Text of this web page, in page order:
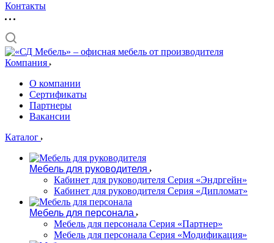
Контакты
Компания
О компании
Сертификаты
Партнеры
Вакансии
Каталог
Мебель для руководителя
Кабинет для руководителя Серия «Эндргейн»
Кабинет для руководителя Серия «Дипломат»
Мебель для персонала
Мебель для персонала Серия «Партнер»
Мебель для персонала Серия «Модификация»